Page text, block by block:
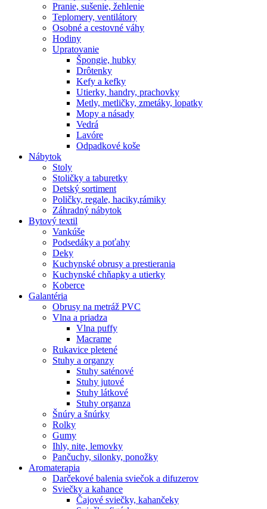
Pranie, sušenie, žehlenie
Teplomery, ventilátory
Osobné a cestovné váhy
Hodiny
Upratovanie
Špongie, hubky
Drôtenky
Kefy a kefky
Utierky, handry, prachovky
Metly, metličky, zmetáky, lopatky
Mopy a násady
Vedrá
Lavóre
Odpadkové koše
Nábytok
Stoly
Stoličky a taburetky
Detský sortiment
Poličky, regale, haciky,rámiky
Záhradný nábytok
Bytový textil
Vankúše
Podsedáky a poťahy
Deky
Kuchynské obrusy a prestierania
Kuchynské chňapky a utierky
Koberce
Galantéria
Obrusy na metráž PVC
Vlna a priadza
Vlna puffy
Macrame
Rukavice pletené
Stuhy a organzy
Stuhy saténové
Stuhy jutové
Stuhy látkové
Stuhy organza
Šnúry a šnúrky
Rolky
Gumy
Ihly, nite, lemovky
Pančuchy, silonky, ponožky
Aromaterapia
Darčekové balenia sviečok a difuzerov
Sviečky a kahance
Čajové sviečky, kahančeky